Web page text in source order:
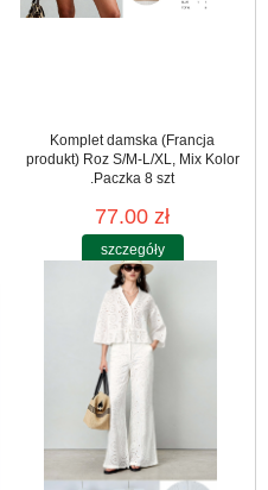
Komplet damska (Francja
produkt) Roz S/M-L/XL, Mix Kolor
.Paczka 8 szt
77.00 zł
szczegóły